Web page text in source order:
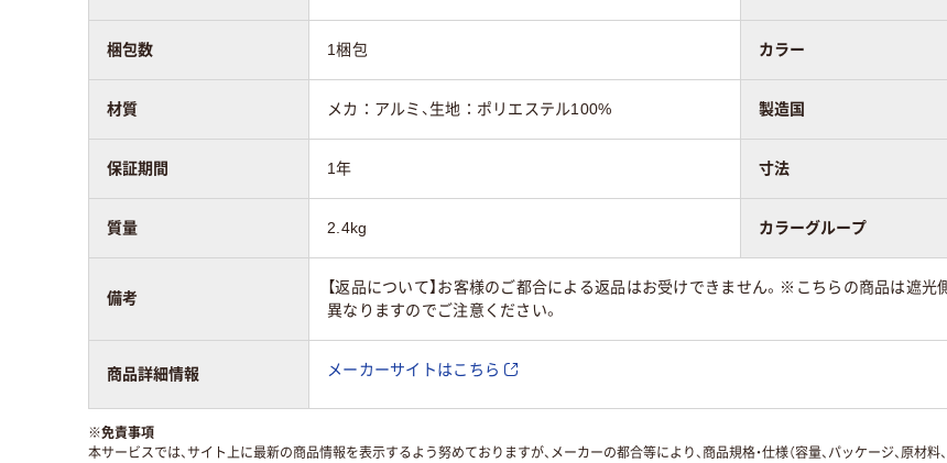
梱包数 1梱包 カラー
材質 メカ：アルミ、生地：ポリエステル100% 製造国
保証期間 1年 寸法
質量 2.4kg カラーグループ
備考
【返品について】お客様のご都合による返品はお受けできません。※こちらの商品は遮光
異なりますのでご注意ください。
商品詳細情報 メーカーサイトはこちら
※免責事項
本サービスでは、サイト上に最新の商品情報を表示するよう努めておりますが、メーカーの都合等により、商品規格・仕様（容量、パッケージ、原材